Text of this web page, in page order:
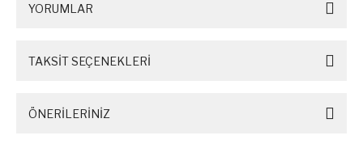
YORUMLAR
TAKSİT SEÇENEKLERİ
ÖNERİLERİNİZ